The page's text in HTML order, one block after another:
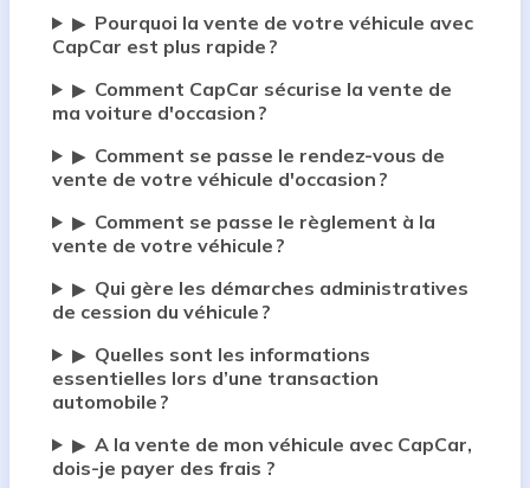
▶ Pourquoi la vente de votre véhicule avec
CapCar est plus rapide ?
▶ Comment CapCar sécurise la vente de
ma voiture d'occasion ?
▶ Comment se passe le rendez-vous de
vente de votre véhicule d'occasion ?
▶ Comment se passe le règlement à la
vente de votre véhicule ?
▶ Qui gère les démarches administratives
de cession du véhicule ?
▶ Quelles sont les informations
essentielles lors d’une transaction
automobile ?
▶ A la vente de mon véhicule avec CapCar,
dois-je payer des frais ?